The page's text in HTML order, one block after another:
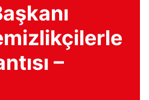
–